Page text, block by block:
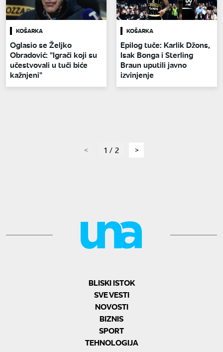
KOŠARKA
Oglasio se Željko
Obradović: "Igrači koji su
učestvovali u tuči biće
kažnjeni"
KOŠARKA
Epilog tuče: Karlik Džons,
Isak Bonga i Sterling
Braun uputili javno
izvinjenje
page1 / 2 page
BLISKI ISTOK
SVE VESTI
NOVOSTI
BIZNIS
SPORT
TEHNOLOGIJA